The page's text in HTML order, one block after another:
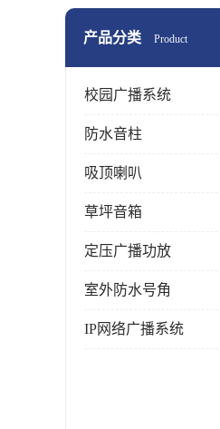
产品分类 Product
校园广播系统
防水音柱
吸顶喇叭
草坪音箱
定压广播功放
室外防水号角
IP网络广播系统